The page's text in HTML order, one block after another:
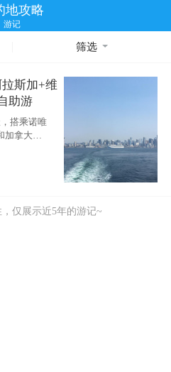
地攻略
游记
筛选
斯加+维
助游
搭乘诺唯
拿大的4
仅展示近5年的游记~